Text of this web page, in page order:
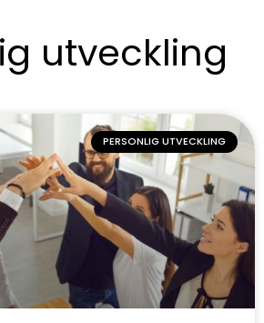
utveckling
PERSONLIG UTVECKLING